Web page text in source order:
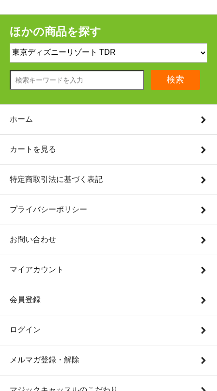
ほかの商品を探す
検索
ホーム
カートを見る
特定商取引法に基づく表記
プライバシーポリシー
お問い合わせ
マイアカウント
会員登録
ログイン
メルマガ登録・解除